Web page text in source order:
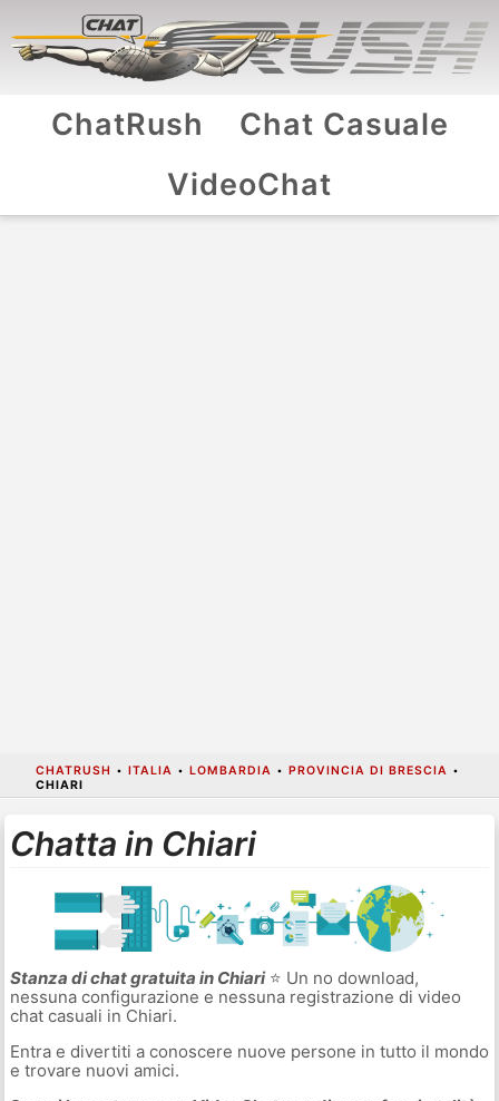
ChatRush
Chat Casuale
VideoChat
CHATRUSH • ITALIA • LOMBARDIA • PROVINCIA DI BRESCIA •
CHIARI
Chatta in Chiari
Stanza di chat gratuita in Chiari⭐ Un no download,
nessuna configurazione e nessuna registrazione di video
chat casuali in Chiari.
Entra e divertiti a conoscere nuove persone in tutto il mondo
e trovare nuovi amici.